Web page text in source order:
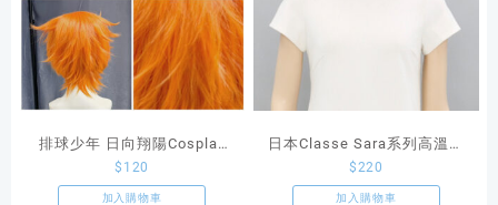
排球少年 日向翔陽Cosplay
造型款橙色反翹
$ 120
加入購物車
日本Classe Sara系列高溫絲
假髮Wolf狼系短髮SGY01
$220
加入購物車